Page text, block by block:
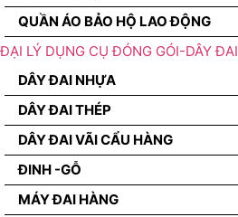
QUẦN ÁO BẢO HỘ LAO ĐỘNG
ĐẠI LÝ DỤNG CỤ ĐÓNG GÓI-DÂY ĐAI
DÂY ĐAI NHỰA
DÂY ĐAI THÉP
DÂY ĐAI VÃI CẨU HÀNG
ĐINH -GỖ
MÁY ĐAI HÀNG